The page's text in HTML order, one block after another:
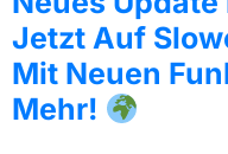
Jetzt Auf
Mit Neuen
Mehr!